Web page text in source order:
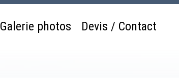
Galerie photos Devis / Contact